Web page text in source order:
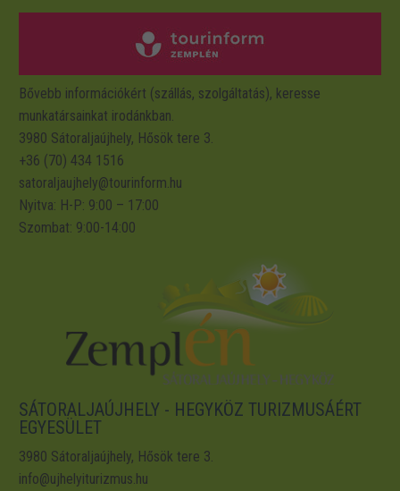
Bővebb információkért (szállás, szolgáltatás), keresse
munkatársainkat irodánkban.
3980 Sátoraljaújhely, Hősök tere 3.
+36 (70) 434 1516
satoraljaujhely@tourinform.hu
Nyitva: H-P: 9:00 – 17:00
Szombat: 9:00-14:00
SÁTORALJAÚJHELY - HEGYKÖZ TURIZMUSÁÉRT
EGYESÜLET
3980 Sátoraljaújhely, Hősök tere 3.
info@ujhelyiturizmus.hu